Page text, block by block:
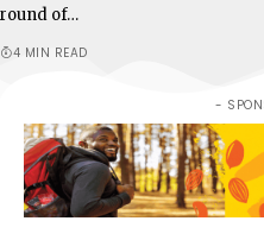
round of…
4 MIN READ
-